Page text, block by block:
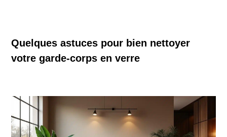
Quelques astuces pour bien nettoyer
votre garde-corps en verre